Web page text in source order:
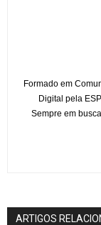
Formado em
Digital pela
Sempre em
ARTIGOS